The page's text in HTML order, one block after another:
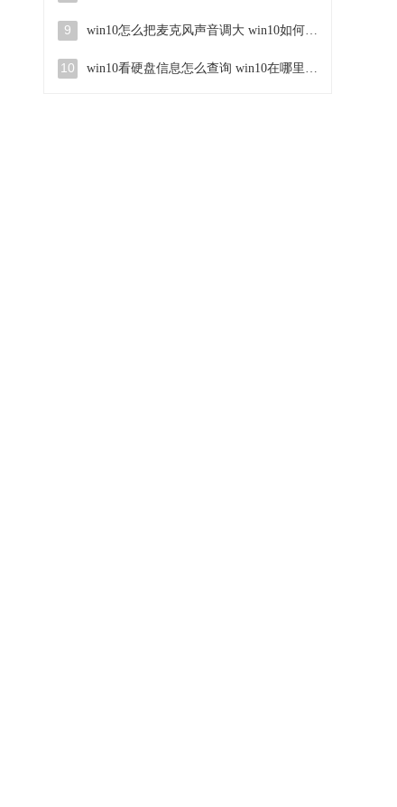
9 win10怎么把麦克风声音调大 win10如何把麦克风音量调大
10 win10看硬盘信息怎么查询 win10在哪里看硬盘信息